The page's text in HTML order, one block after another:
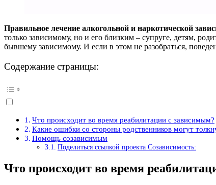
Правильное лечение алкогольной и наркотической
только зависимому, но и его близким – супруге, детям,
бывшему зависимому. И если в этом не разобраться,
Содержание страницы:
Что происходит во время реабилитации с зависимым?
Какие ошибки со стороны родственников могут
Помощь созависимым
Поделиться ссылкой проекта Созависимость:
Что происходит во время